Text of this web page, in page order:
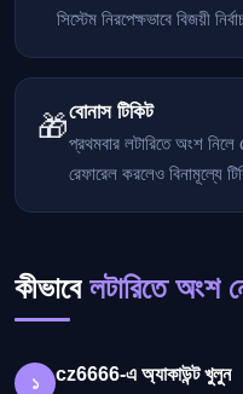
সিস্টেম নিরপেক্ষভাবে বিজয়ী
🎁বোনাস টিকিট
প্রথমবার লটারিতে অংশ
রেফারেল করলেও বিনামূল্যে
কীভাবে লটারিতে অংশ
১ cz6666-এ অ্যাকাউন্ট খুলুন